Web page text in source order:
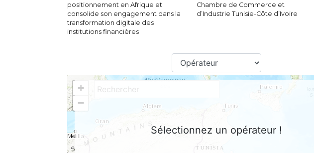
positionnement en Afrique et
consolide son engagement dans la
transformation digitale des
institutions financières
Chambre de Commerce et
d’Industrie Tunisie-Côte d’Ivoire